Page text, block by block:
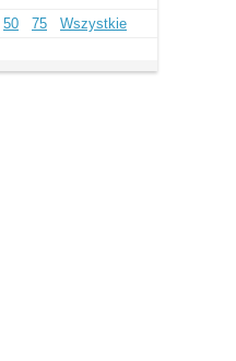
50 75 Wszystkie